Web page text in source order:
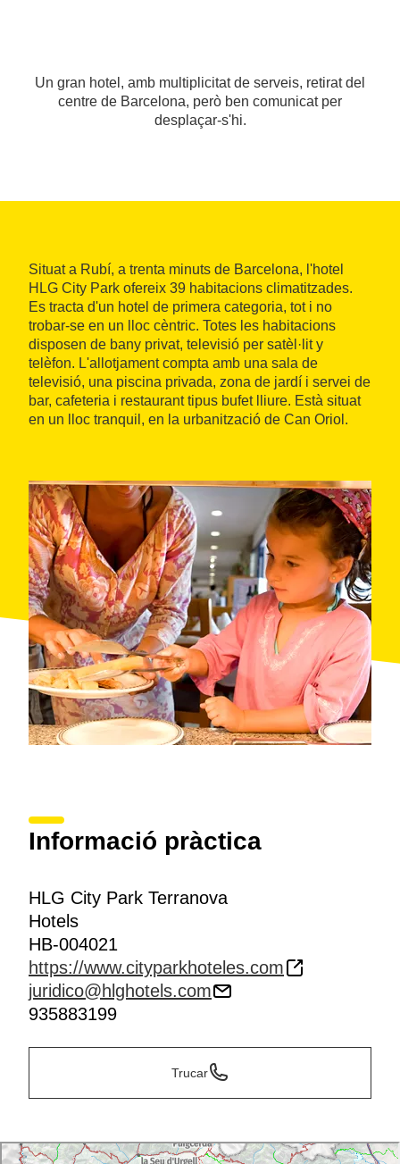
Un gran hotel, amb multiplicitat de serveis, retirat del
centre de Barcelona, però ben comunicat per
desplaçar-s'hi.
Situat a Rubí, a trenta minuts de Barcelona, l'hotel
HLG City Park ofereix 39 habitacions climatitzades.
Es tracta d'un hotel de primera categoria, tot i no
trobar-se en un lloc cèntric. Totes les habitacions
disposen de bany privat, televisió per satèl·lit y
telèfon. L'allotjament compta amb una sala de
televisió, una piscina privada, zona de jardí i servei de
bar, cafeteria i restaurant tipus bufet lliure. Està situat
en un lloc tranquil, en la urbanització de Can Oriol.
Informació pràctica
HLG City Park Terranova
Hotels
HB-004021
https://www.cityparkhoteles.com
juridico@hlghotels.com
935883199
Trucar